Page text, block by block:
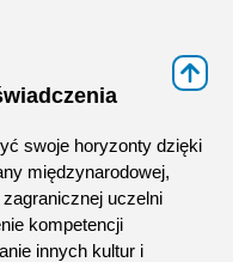
swoje horyzonty dzięki
międzynarodowej,
uczelni
kompetencji
innych kultur i